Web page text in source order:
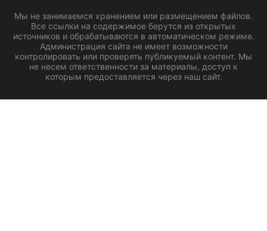
Мы не занимаемся хранением или размещением файлов.
Все ссылки на содержимое берутся из открытых
источников и обрабатываются в автоматическом режиме.
Администрация сайта не имеет возможности
контролировать или проверять публикуемый контент. Мы
не несем ответственности за материалы, доступ к
которым предоставляется через наш сайт.